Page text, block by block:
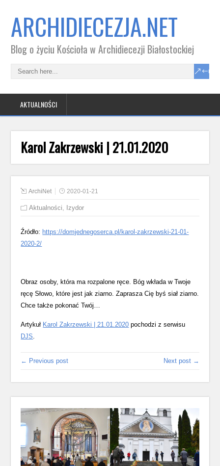
ARCHIDIECEZJA.NET
Blog o życiu Kościoła w Archidiecezji Białostockiej
AKTUALNOŚCI
Karol Zakrzewski | 21.01.2020
ArchiNet 2020-01-21
Aktualności, Izydor
Źródło: https://domjednegoserca.pl/karol-zakrzewski-21-01-
2020-2/
Obraz osoby, która ma rozpalone ręce. Bóg wkłada w Twoje
ręcę Słowo, które jest jak ziarno. Zaprasza Cię byś siał ziarno.
Chce także pokonać Twój…
Artykuł Karol Zakrzewski | 21.01.2020 pochodzi z serwisu
DJS.
← Previous post Next post →